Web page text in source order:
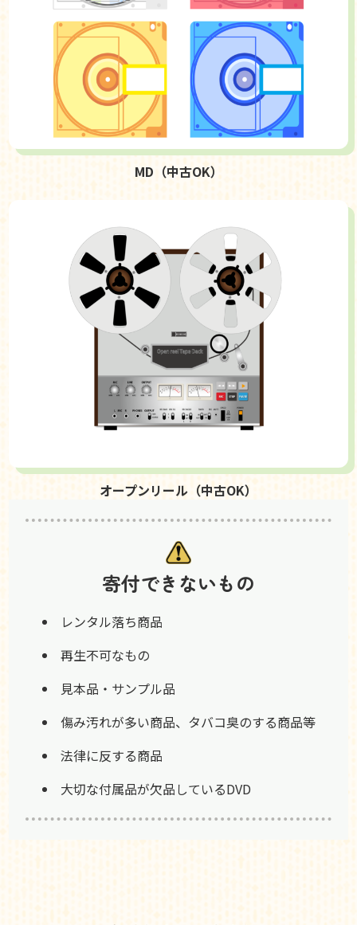
MD（中古OK）
オープンリール（中古OK）
寄付できないもの
レンタル落ち商品
再生不可なもの
見本品・サンプル品
傷み汚れが多い商品、タバコ臭のする商品等
法律に反する商品
大切な付属品が欠品しているDVD